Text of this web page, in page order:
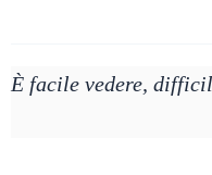
È facile vedere,